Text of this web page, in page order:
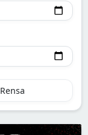
Rensa